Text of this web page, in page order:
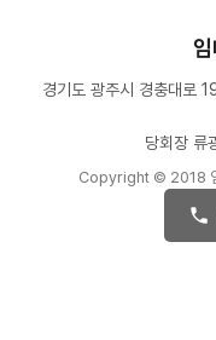
경기도 광주시 경충대
당회장 류
Copyright © 2018